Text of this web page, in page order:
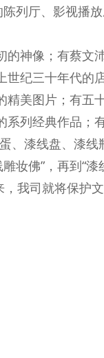
列厅、影视播
的神像；有蔡文
世纪三十年代的
精美图片；有五
列经典作品；
、漆线盘、漆
妆佛”，再到“漆
我司就将保护